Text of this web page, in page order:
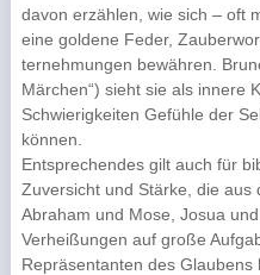
davon erzählen, wie sich – oft
eine goldene Feder,
ternehmungen bewähren.
Märchen“) sieht sie als innere
Schwierigkeiten Gefühle der
können.
Entsprechendes gilt auch für
Zuversicht und Stärke, die aus
Abraham und Mose, Josua
Verheißungen auf große
Repräsentanten des